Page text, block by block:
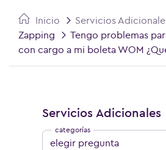
Inicio Servicios
Zapping
Tengo problemas
con cargo a mi boleta WOM
Servicios Adicionales
elegir pregunta